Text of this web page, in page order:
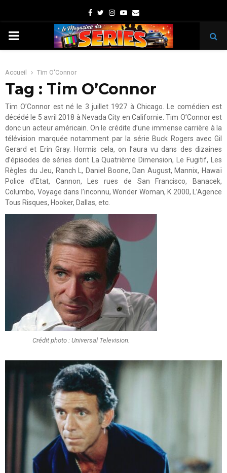
Facebook
TwitterInstagram
Youtube
Email
PRIMARY
Accueil Tim O'Connor
Tag : Tim O’Connor
Tim O’Connor est né le 3 juillet 1927 à Chicago. Le comédien est
décédé le 5 avril 2018 à Nevada City en Californie. Tim O’Connor est
donc un acteur américain. On le crédite d’une immense carrière à la
télévision marquée notamment par la série Buck Rogers avec Gil
Gerard et Erin Gray. Hormis cela, on l’aura vu dans des dizaines
d’épisodes de séries dont La Quatrième Dimension, Le Fugitif, Les
Règles du Jeu, Ranch L, Daniel Boone, Dan August, Mannix, Hawaï
Police d’Etat, Cannon, Les rues de San Francisco, Banacek,
Columbo, Voyage dans l’inconnu, Wonder Woman, K 2000, L’Agence
Tous Risques, Hooker, Dallas, etc.
Crédit photo : Universal Television.